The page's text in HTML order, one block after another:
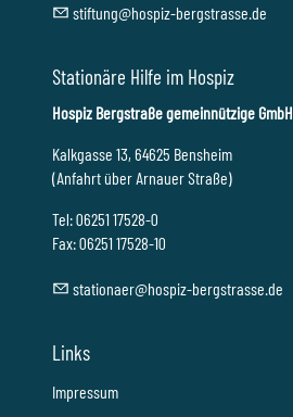
stft ng h sp z-b rgstr ss d
Stationäre Hilfe im Hospiz
Hospiz Bergstraße gemeinnützige GmbH
Kalkgasse 13, 64625 Bensheim
(Anfahrt über Arnauer Straße)
Tel: 06251 17528-0
Fax: 06251 17528-10
st t n r h sp z-b rgstr ss d
Links
Impressum